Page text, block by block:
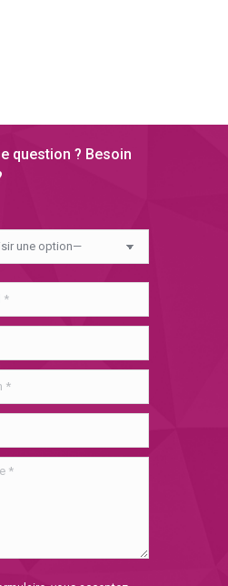
question ? Besoin